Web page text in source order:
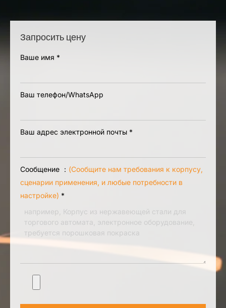
Запросить цену
Ваше имя *
Ваш телефон/WhatsApp
Ваш адрес электронной почты *
Сообщение ： (Сообщите нам требования к корпусу,
сценарии применения, и любые потребности в
настройке) *